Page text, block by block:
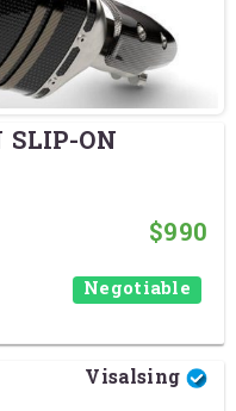
SLIP-ON
$990
Negotiable
Visalsing